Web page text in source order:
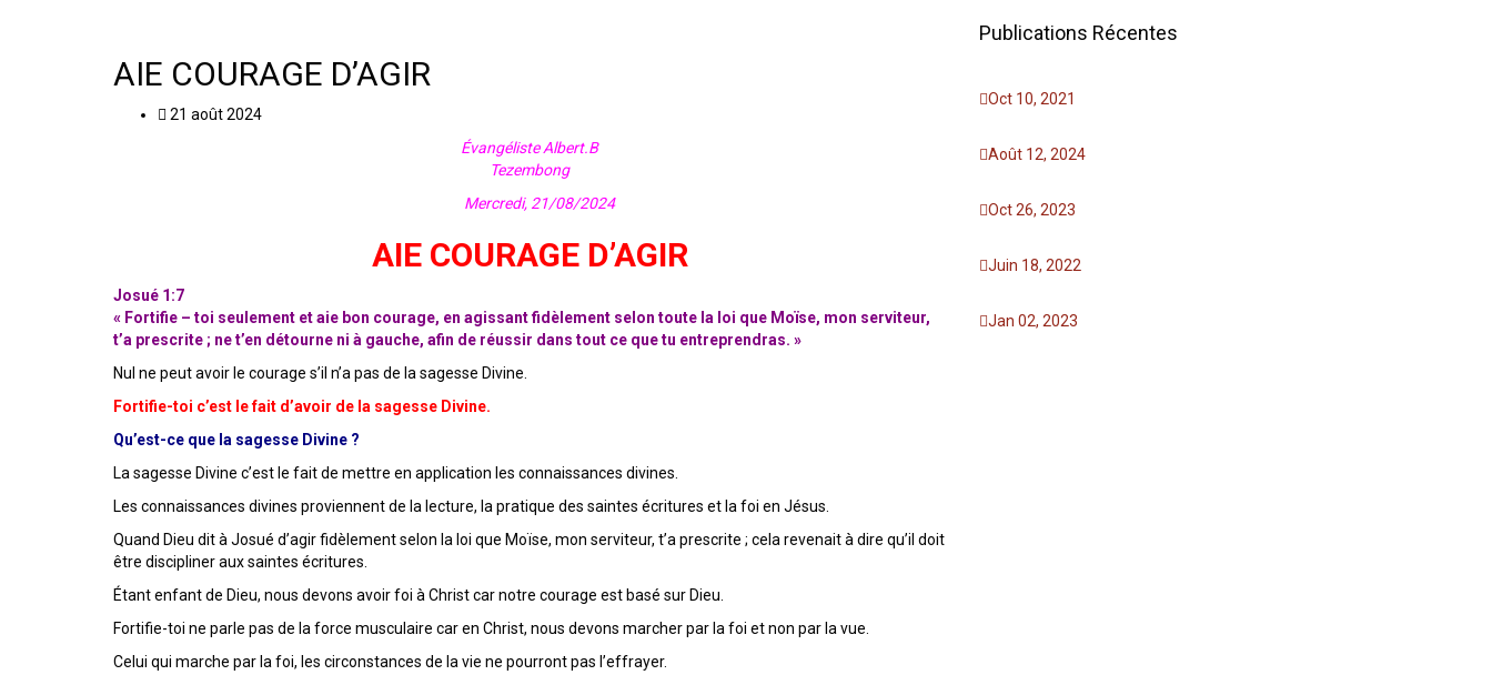
AIE COURAGE D’AGIR
21 août 2024
Évangéliste Albert.B
Tezembong
Mercredi, 21/08/2024
AIE COURAGE D’AGIR
Josué 1:7
« Fortifie – toi seulement et aie bon courage, en agissant fidèlement selon toute la loi que Moïse, mon serviteur,
t’a prescrite ; ne t’en détourne ni à gauche, afin de réussir dans tout ce que tu entreprendras. »
Nul ne peut avoir le courage s’il n’a pas de la sagesse Divine.
Fortifie-toi c’est le fait d’avoir de la sagesse Divine.
Qu’est-ce que la sagesse Divine ?
La sagesse Divine c’est le fait de mettre en application les connaissances divines.
Les connaissances divines proviennent de la lecture, la pratique des saintes écritures et la foi en Jésus.
Quand Dieu dit à Josué d’agir fidèlement selon la loi que Moïse, mon serviteur, t’a prescrite ; cela revenait à dire qu’il doit
être discipliner aux saintes écritures.
Étant enfant de Dieu, nous devons avoir foi à Christ car notre courage est basé sur Dieu.
Fortifie-toi ne parle pas de la force musculaire car en Christ, nous devons marcher par la foi et non par la vue.
Celui qui marche par la foi, les circonstances de la vie ne pourront pas l’effrayer.
Publications Récentes
Oct 10, 2021
Août 12, 2024
Oct 26, 2023
Juin 18, 2022
Jan 02, 2023